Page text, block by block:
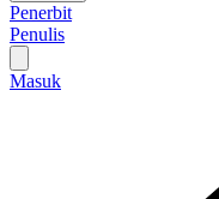
Penerbit
Penulis
Masuk